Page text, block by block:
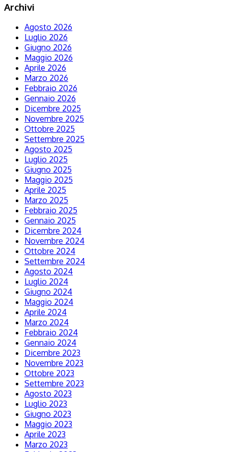
Archivi
Agosto 2026
Luglio 2026
Giugno 2026
Maggio 2026
Aprile 2026
Marzo 2026
Febbraio 2026
Gennaio 2026
Dicembre 2025
Novembre 2025
Ottobre 2025
Settembre 2025
Agosto 2025
Luglio 2025
Giugno 2025
Maggio 2025
Aprile 2025
Marzo 2025
Febbraio 2025
Gennaio 2025
Dicembre 2024
Novembre 2024
Ottobre 2024
Settembre 2024
Agosto 2024
Luglio 2024
Giugno 2024
Maggio 2024
Aprile 2024
Marzo 2024
Febbraio 2024
Gennaio 2024
Dicembre 2023
Novembre 2023
Ottobre 2023
Settembre 2023
Agosto 2023
Luglio 2023
Giugno 2023
Maggio 2023
Aprile 2023
Marzo 2023